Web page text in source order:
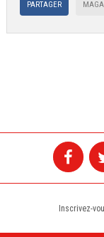
PARTAGER
Inscrivez-